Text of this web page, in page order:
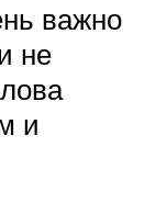
важно
не
и